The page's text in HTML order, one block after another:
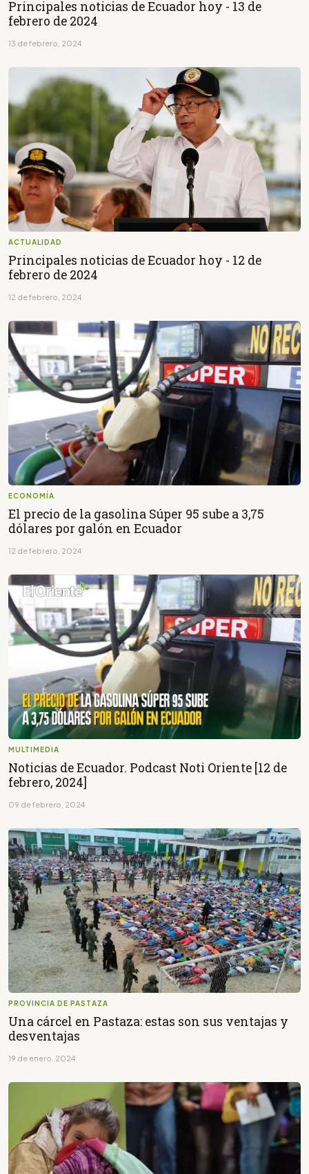
Principales noticias de Ecuador hoy - 13 de
febrero de 2024
13 de febrero, 2024
ACTUALIDAD
Principales noticias de Ecuador hoy - 12 de
febrero de 2024
12 de febrero, 2024
ECONOMÍA
El precio de la gasolina Súper 95 sube a 3,75
dólares por galón en Ecuador
12 de febrero, 2024
MULTIMEDIA
Noticias de Ecuador. Podcast Noti Oriente [12 de
febrero, 2024]
09 de febrero, 2024
PROVINCIA DE PASTAZA
Una cárcel en Pastaza: estas son sus ventajas y
desventajas
19 de enero, 2024